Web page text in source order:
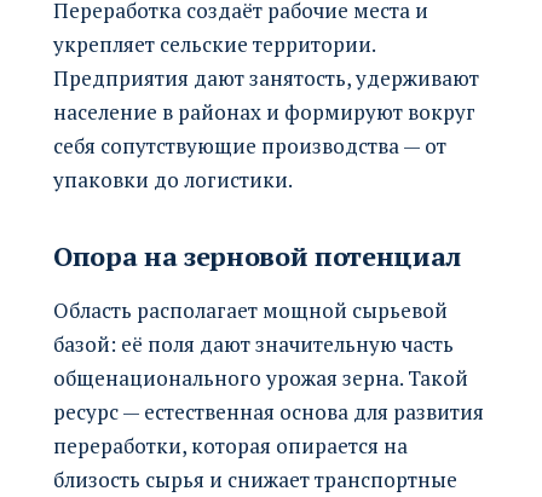
Переработка создаёт рабочие места и
укрепляет сельские территории.
Предприятия дают занятость, удерживают
население в районах и формируют вокруг
себя сопутствующие производства — от
упаковки до логистики.
Опора на зерновой потенциал
Область располагает мощной сырьевой
базой: её поля дают значительную часть
общенационального урожая зерна. Такой
ресурс — естественная основа для развития
переработки, которая опирается на
близость сырья и снижает транспортные